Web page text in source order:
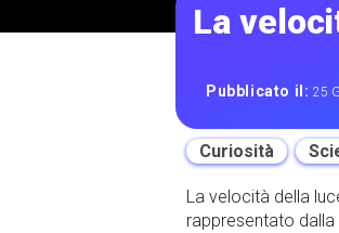
La
Pubblicato il:25
Curiosità
La velocità della
rappresentato dalla